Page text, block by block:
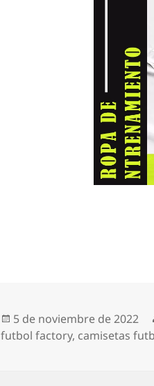
Publicado
el
5 de noviembre de 2022
futbol factory, camisetas